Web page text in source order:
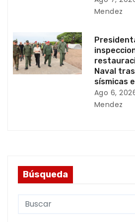
Mendez
Naval
sísmicas
Ago 6,
Mendez
Búsqueda